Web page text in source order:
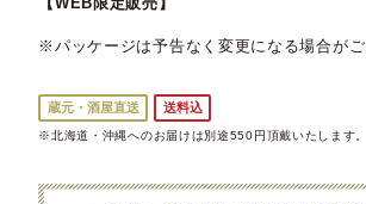
※パッケージは予告なく変更になる場合がご
蔵元・酒屋直送 送料込
※北海道・沖縄へのお届けは別途550円頂戴いたします。